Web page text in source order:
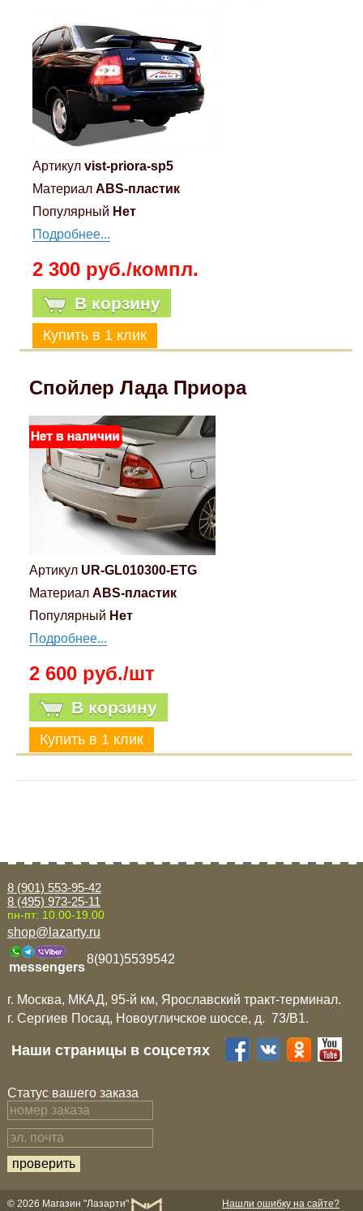
Артикул vist-priora-sp5
Материал ABS-пластик
Популярный Нет
Подробнее...
2 300 руб./компл.
В корзину
Спойлер Лада Приора
Артикул UR-GL010300-ETG
Материал ABS-пластик
Популярный Нет
Подробнее...
2 600 руб./шт
В корзину
8 (901) 553-95-42
8 (495) 973-25-11
пн-пт: 10.00-19.00
shop@lazarty.ru
messengers
8(901)5539542
г. Москва, МКАД, 95-й км, Ярославский тракт-терминал.
г. Сергиев Посад, Новоугличское шоссе, д. 73/B1.
Наши страницы в соцсетях
Статус вашего заказа
Нашли ошибку на сайте?
© 2026 Магазин "Лазарти"